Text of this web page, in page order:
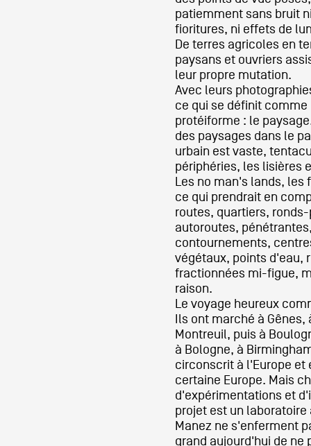
Formation
Événements
1% œuvres
public
Réseau
De A à Z
patiemment sans bruit
fioritures, ni effets de
De terres agricoles en
paysans et ouvriers
leur propre mutation.
Avec leurs
ce qui se définit
protéiforme : le
des paysages dans le
urbain est vaste,
périphéries, les lisières
Les no man's lands, les
ce qui prendrait en
routes, quartiers,
autoroutes,
contournements,
végétaux, points d'eau,
fractionnées mi-figue,
raison.
Le voyage heureux
Ils ont marché à Gênes,
Montreuil, puis à
à Bologne, à
circonscrit à l'Europe et
certaine Europe. Mais
d'expérimentations et
projet est un
Manez ne s'enferment
grand aujourd'hui de ne